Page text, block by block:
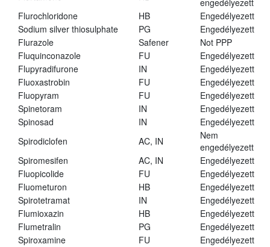
engedélyezett
Flurochloridone
HB
Engedélyezett
Sodium silver thiosulphate
PG
Engedélyezett
Flurazole
Safener
Not PPP
Fluquinconazole
FU
Engedélyezett
Flupyradifurone
IN
Engedélyezett
Fluoxastrobin
FU
Engedélyezett
Fluopyram
FU
Engedélyezett
Spinetoram
IN
Engedélyezett
Spinosad
IN
Engedélyezett
Spirodiclofen
AC, IN
Nem
engedélyezett
Spiromesifen
AC, IN
Engedélyezett
Fluopicolide
FU
Engedélyezett
Fluometuron
HB
Engedélyezett
Spirotetramat
IN
Engedélyezett
Flumioxazin
HB
Engedélyezett
Flumetralin
PG
Engedélyezett
Spiroxamine
FU
Engedélyezett